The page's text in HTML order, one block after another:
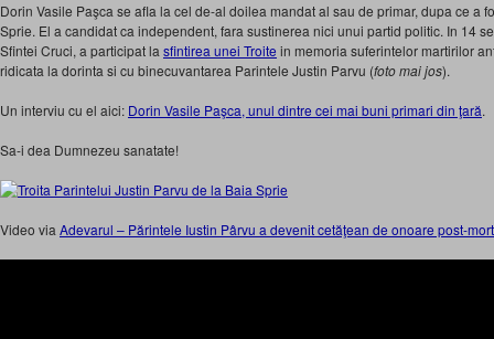
Dorin Vasile Paşca se afla la cel de-al doilea mandat al sau de primar, dupa ce a
Sprie. El a candidat ca independent, fara sustinerea nici unui partid politic. In 14
Sfintei Cruci, a participat la sfintirea unei Troite in memoria suferintelor martirilor
ridicata la dorinta si cu binecuvantarea Parintele Justin Parvu (foto mai jos).
Un interviu cu el aici: Dorin Vasile Paşca, unul dintre cei mai buni primari din ţară.
Sa-i dea Dumnezeu sanatate!
Video via Adevarul – Părintele Iustin Pârvu a devenit cetăţean de onoare post-